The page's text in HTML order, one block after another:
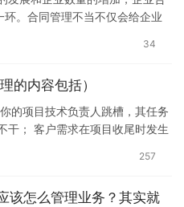
。合同管理不当不仅会给企业
34
的内容包括）
的项目技术负责人跳槽，其任务
干； 客户需求在项目收尾时发生
257
该怎么管理业务？其实就